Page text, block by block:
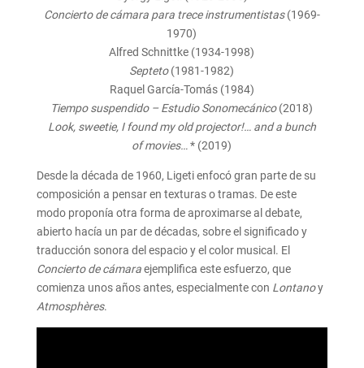
Concierto de cámara para trece instrumentistas(1969-
1970)
Alfred Schnittke (1934-1998)
Septeto(1981-1982)
Raquel García-Tomás (1984)
Tiempo suspendido – Estudio Sonomecánico(2018)
Look, sweetie, I found my old projector!… and a bunch
of movies…* (2019)
Desde la década de 1960, Ligeti enfocó gran parte de su
composición a pensar en texturas o tramas. De este
modo proponía otra forma de aproximarse al debate,
abierto hacía un par de décadas, sobre el significado y
traducción sonora del espacio y el color musical. El
Concierto de cámaraejemplifica este esfuerzo, que
comienza unos años antes, especialmente con Lontanoy
Atmosphères.